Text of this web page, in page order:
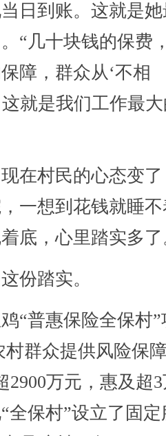
日到账。这就是
“几十块钱的保费
障，群众从‘不相
这就是我们工作最
村民的心态变了
一想到花钱就睡
底，心里踏实多了
踏实。
普惠保险全保村”
村群众提供风险保
2900万元，惠及超
全保村”设立了固